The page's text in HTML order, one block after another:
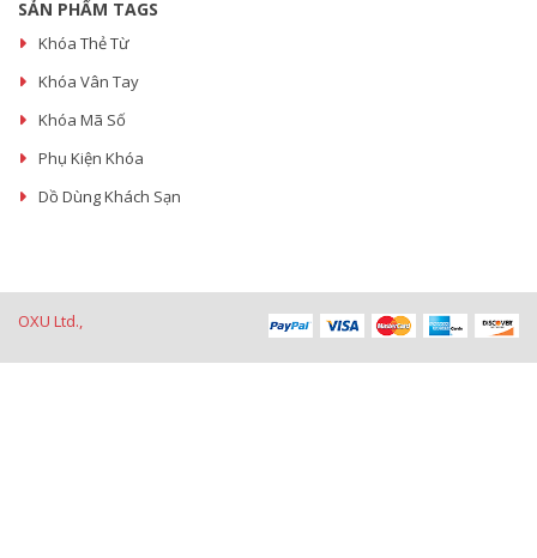
SẢN PHẨM TAGS
Khóa Thẻ Từ
Khóa Vân Tay
Khóa Mã Số
Phụ Kiện Khóa
Dồ Dùng Khách Sạn
OXU Ltd.,